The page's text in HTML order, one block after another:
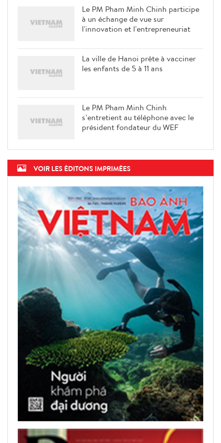
Le PM Pham Minh Chinh participe
à un échange de vue sur
l'innovation et l'entrepreneuriat
La ville de Hanoi prête à vacciner
les enfants de 5 à 11 ans
Le PM Pham Minh Chinh
s’entretient au téléphone avec le
président fondateur du WEF
VOIR LES ÉDITONS IMPRIMÉES